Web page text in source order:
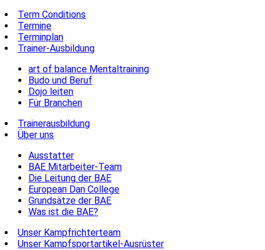
Term Conditions
Termine
Terminplan
Trainer-Ausbildung
art of balance Mentaltraining
Budo und Beruf
Dojo leiten
Für Branchen
Trainerausbildung
Über uns
Ausstatter
BAE Mitarbeiter-Team
Die Leitung der BAE
European Dan College
Grundsätze der BAE
Was ist die BAE?
Unser Kampfrichterteam
Unser Kampfsportartikel-Ausrüster